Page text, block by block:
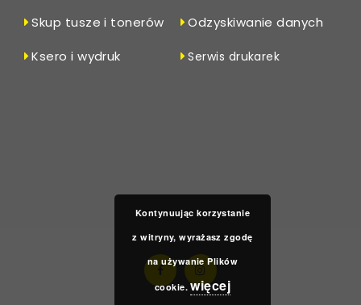
Skup tusze i tonerów
Odzyskiwanie danych
Ksero i wydruk
Serwis drukarek
Kontynuując korzystanie
z witryny, wyrażasz zgodę
na używanie Plików
cookie.więcej